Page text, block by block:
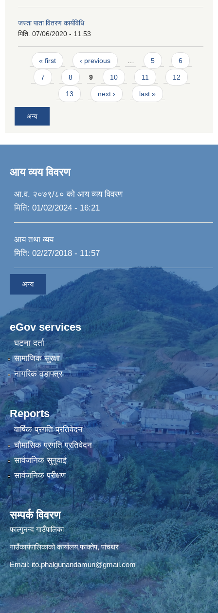
जस्ता पाता वितरण कार्यविधि
मिति: 07/06/2020 - 11:53
Pages
« first ‹ previous 5 6
7 8 9 10 11 12
13 next › last »
अन्य
आय व्यय विवरण
आ.व. २०७९/८० को आय व्यय विवरण
मिति: 01/02/2024 - 16:21
आय तथा व्यय
मिति: 02/27/2018 - 11:57
अन्य
eGov services
घटना दर्ता
सामाजिक सुरक्षा
नागरिक वडापत्र
Reports
वार्षिक प्रगति प्रतिवेदन
चौमासिक प्रगति प्रतिवेदन
सार्वजनिक सुनुवाई
सार्वजनिक परीक्षण
सम्पर्क विवरण
फाल्गुनन्द गाउँपालिका
गाउँकार्यपालिकाको कार्यालय,फाक्तेप, पांचथर
Email: ito.phalgunandamun@gmail.com